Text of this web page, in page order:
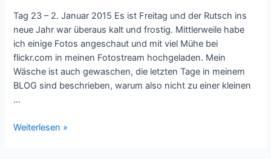
Tag 23 – 2. Januar 2015 Es ist Freitag und der Rutsch ins
neue Jahr war überaus kalt und frostig. Mittlerweile habe
ich einige Fotos angeschaut und mit viel Mühe bei
flickr.com in meinen Fotostream hochgeladen. Mein
Wäsche ist auch gewaschen, die letzten Tage in meinem
BLOG sind beschrieben, warum also nicht zu einer kleinen
…
Teneriffa
Weiterlesen »